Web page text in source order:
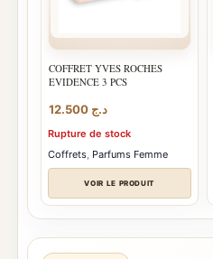
COFFRET YVES ROCHES
EVIDENCE 3 PCS
د.ج
Rupture de stock
Coffrets, Parfums Femme
VOIR LE PRODUIT